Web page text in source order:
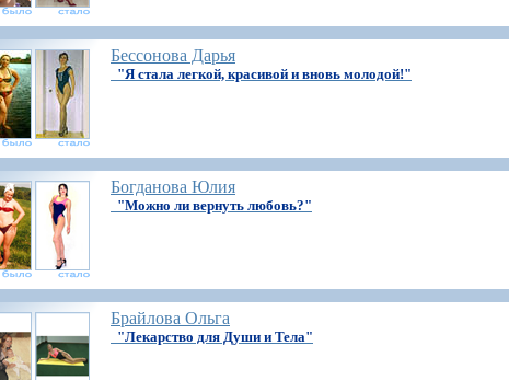
Бессонова Дарья
"Я стала легкой, красивой и вновь молодой!"
Богданова Юлия
"Можно ли вернуть любовь?"
Брайлова Ольга
"Лекарство для Души и Тела"